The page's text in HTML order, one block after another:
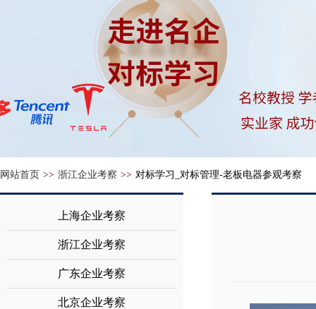
网站首页 >> 浙江企业考察 >> 对标学习_对标管理-老板电器参观考察
上海企业考察
浙江企业考察
广东企业考察
北京企业考察